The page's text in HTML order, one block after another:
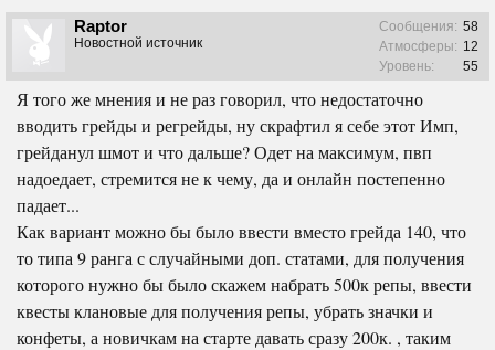
Raptor
Новостной источник
Сообщения: 58
Атмосферы: 12
Уровень:
55
Я того же мнения и не раз говорил, что недостаточно
вводить грейды и регрейды, ну скрафтил я себе этот Имп,
грейданул шмот и что дальше? Одет на максимум, пвп
надоедает, стремится не к чему, да и онлайн постепенно
падает...
Как вариант можно бы было ввести вместо грейда 140, что
то типа 9 ранга с случайными доп. статами, для получения
которого нужно бы было скажем набрать 500к репы, ввести
квесты клановые для получения репы, убрать значки и
конфеты, а новичкам на старте давать сразу 200к. , таким